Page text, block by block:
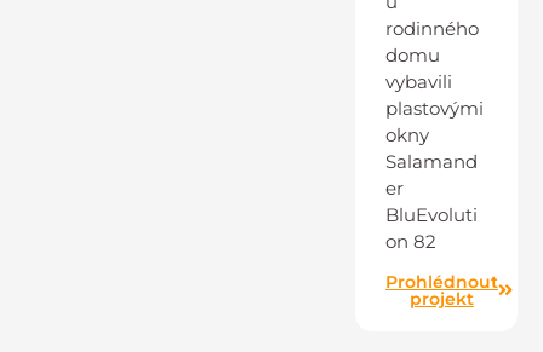
rodinného
domu
vybavili
plastovými
okny
Salamand
er
BluEvoluti
on 82
Prohlédnout
projekt